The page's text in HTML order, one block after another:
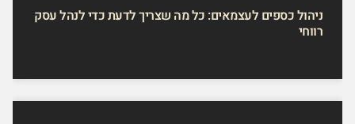
ניהול כספים לעצמאים: כל מה שצריך לדעת כדי לנהל עסק
רווחי